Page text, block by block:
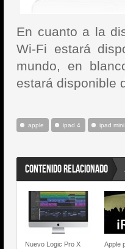
En cuanto a la
Wi-Fi estará
mundo, en
estará disponible
apple ipad 4 ipad mini
CONTENIDO RELACIONADO
Nuevo Logic Pro X
Apple